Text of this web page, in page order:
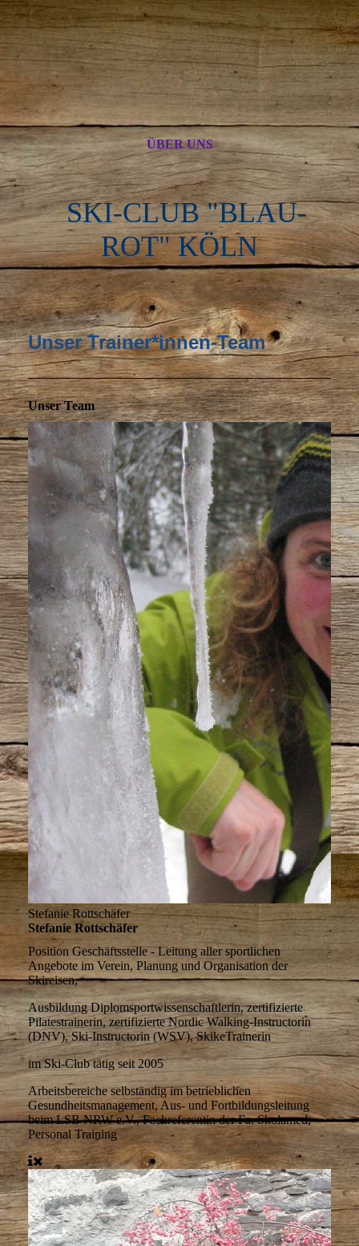
ÜBER UNS
SKI-CLUB "BLAU-
ROT" KÖLN
Unser Trainer*innen-Team
Unser Team
Stefanie Rottschäfer
Stefanie Rottschäfer
Position Geschäftsstelle - Leitung aller sportlichen
Angebote im Verein, Planung und Organisation der
Skireisen,
AusbildungDiplomsportwissenschaftlerin, zertifizierte
Pilatestrainerin, zertifizierte Nordic Walking-Instructorin
(DNV), Ski-Instructorin (WSV), SkikeTrainerin
im Ski-Club tätigseit 2005
Arbeitsbereiche selbständig im betrieblichen
Gesundheitsmanagement, Aus- und Fortbildungsleitung
beim LSB NRW e.V., Fachreferentin der Fa. Skolamed,
Personal Training